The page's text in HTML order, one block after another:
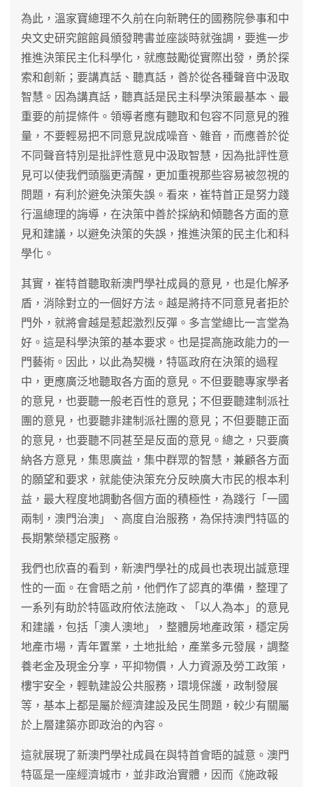
為此，溫家寶總理不久前在向新聘任的國務院參事和中
央文史研究館館員頒發聘書並座談時就強調，要進一步
推進決策民主化科學化，就應鼓勵從實際出發，勇於探
索和創新；要講真話、聽真話，善於從各種聲音中汲取
智慧。因為講真話，聽真話是民主科學決策最基本、最
重要的前提條件。領導者應有聽取和包容不同意見的雅
量，不要輕易把不同意見說成噪音、雜音，而應善於從
不同聲音特別是批評性意見中汲取智慧，因為批評性意
見可以使我們頭腦更清醒，更加重視那些容易被忽視的
問題，有利於避免決策失誤。看來，崔特首正是努力踐
行溫總理的誨導，在決策中善於採納和傾聽各方面的意
見和建議，以避免決策的失誤，推進決策的民主化和科
學化。
其實，崔特首聽取新澳門學社成員的意見，也是化解矛
盾，消除對立的一個好方法。越是將持不同意見者拒於
門外，就將會越是惹起激烈反彈。多言堂總比一言堂為
好。這是科學決策的基本要求。也是提高施政能力的一
門藝術。因此，以此為契機，特區政府在決策的過程
中，更應廣泛地聽取各方面的意見。不但要聽專家學者
的意見，也要聽一般老百性的意見；不但要聽建制派社
團的意見，也要聽非建制派社團的意見；不但要聽正面
的意見，也要聽不同甚至是反面的意見。總之，只要廣
納各方意見，集思廣益，集中群眾的智慧，兼顧各方面
的願望和要求，就能使決策充分反映廣大市民的根本利
益，最大程度地調動各個方面的積極性，為踐行「一國
兩制，澳門治澳」、高度自治服務，為保持澳門特區的
長期繁榮穩定服務。
我們也欣喜的看到，新澳門學社的成員也表現出誠意理
性的一面。在會晤之前，他們作了認真的準備，整理了
一系列有助於特區政府依法施政、「以人為本」的意見
和建議，包括「澳人澳地」，整體房地產政策，穩定房
地產市場，青年置業，土地批給，產業多元發展，調整
養老金及現金分享，平抑物價，人力資源及勞工政策，
樓宇安全，輕軌建設公共服務，環境保護，政制發展
等，基本上都是屬於經濟建設及民生問題，較少有關屬
於上層建築亦即政治的內容。
這就展現了新澳門學社成員在與特首會晤的誠意。澳門
特區是一座經濟城市，並非政治實體，因而《施政報